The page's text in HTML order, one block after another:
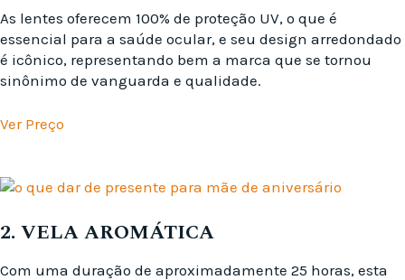
As lentes oferecem 100% de proteção UV, o que é
essencial para a saúde ocular, e seu design arredondado
é icônico, representando bem a marca que se tornou
sinônimo de vanguarda e qualidade.
Ver Preço
2. VELA AROMÁTICA
Com uma duração de aproximadamente 25 horas, esta